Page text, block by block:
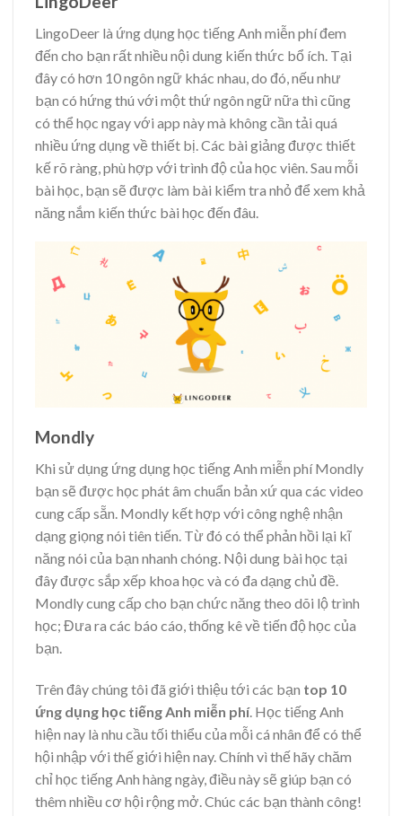
LingoDeer là ứng dụng học tiếng Anh miễn phí đem
đến cho bạn rất nhiều nội dung kiến thức bổ ích. Tại
đây có hơn 10 ngôn ngữ khác nhau, do đó, nếu như
bạn có hứng thú với một thứ ngôn ngữ nữa thì cũng
có thể học ngay với app này mà không cần tải quá
nhiều ứng dụng về thiết bị. Các bài giảng được thiết
kế rõ ràng, phù hợp với trình độ của học viên. Sau mỗi
bài học, bạn sẽ được làm bài kiểm tra nhỏ để xem khả
năng nắm kiến thức bài học đến đâu.
Mondly
Khi sử dụng ứng dụng học tiếng Anh miễn phí Mondly
bạn sẽ được học phát âm chuẩn bản xứ qua các video
cung cấp sẵn. Mondly kết hợp với công nghệ nhận
dạng giọng nói tiên tiến. Từ đó có thể phản hồi lại kĩ
năng nói của bạn nhanh chóng. Nội dung bài học tại
đây được sắp xếp khoa học và có đa dạng chủ đề.
Mondly cung cấp cho bạn chức năng theo dõi lộ trình
học; Đưa ra các báo cáo, thống kê về tiến độ học của
bạn.
Trên đây chúng tôi đã giới thiệu tới các bạn top 10
ứng dụng học tiếng Anh miễn phí. Học tiếng Anh
hiện nay là nhu cầu tối thiểu của mỗi cá nhân để có thể
hội nhập với thế giới hiện nay. Chính vì thế hãy chăm
chỉ học tiếng Anh hàng ngày, điều này sẽ giúp bạn có
thêm nhiều cơ hội rộng mở. Chúc các bạn thành công!